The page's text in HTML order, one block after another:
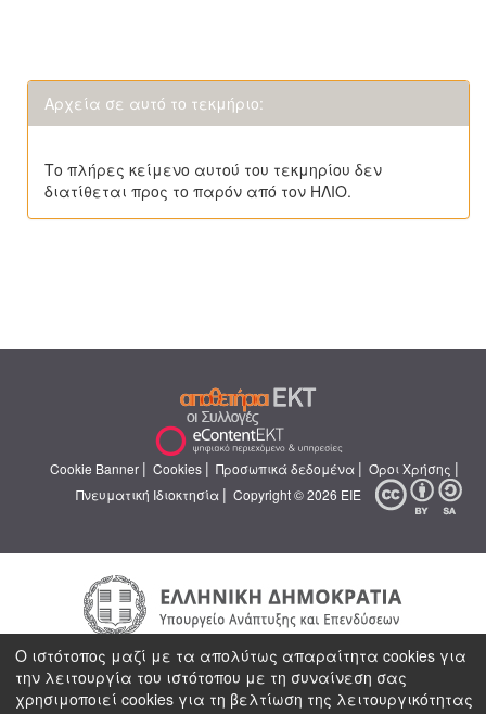
Αρχεία σε αυτό το τεκμήριο:
Το πλήρες κείμενο αυτού του τεκμηρίου δεν
διατίθεται προς το παρόν από τον ΗΛΙΟ.
Cookie Banner | Cookies | Προσωπικά δεδομένα | Όροι Χρήσης |
Πνευματική Ιδιοκτησία | Copyright © 2026 ΕΙΕ
Ο ιστότοπος μαζί με τα απολύτως απαραίτητα cookies για
την λειτουργία του ιστότοπου με τη συναίνεση σας
χρησιμοποιεί cookies για τη βελτίωση της λειτουργικότητας